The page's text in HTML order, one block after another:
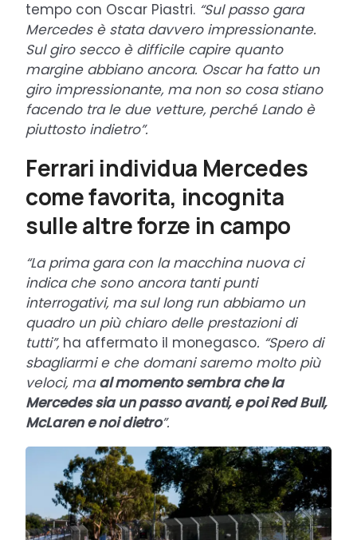
tempo con Oscar Piastri. “Sul passo gara
Mercedes è stata davvero impressionante.
Sul giro secco è difficile capire quanto
margine abbiano ancora. Oscar ha fatto un
giro impressionante, ma non so cosa stiano
facendo tra le due vetture, perché Lando è
piuttosto indietro”.
Ferrari individua Mercedes
come favorita, incognita
sulle altre forze in campo
“La prima gara con la macchina nuova ci
indica che sono ancora tanti punti
interrogativi, ma sul long run abbiamo un
quadro un più chiaro delle prestazioni di
tutti”, ha affermato il monegasco. “Spero di
sbagliarmi e che domani saremo molto più
veloci, maal momento sembra che la
Mercedes sia un passo avanti, e poi Red Bull,
McLaren e noi dietro”.